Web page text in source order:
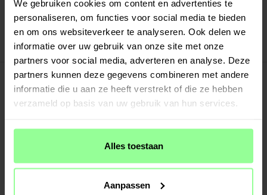
We gebruiken cookies om content en advertenties te
personaliseren, om functies voor social media te bieden
en om ons websiteverkeer te analyseren. Ook delen we
informatie over uw gebruik van onze site met onze
partners voor social media, adverteren en analyse. Deze
partners kunnen deze gegevens combineren met andere
informatie die u aan ze heeft verstrekt of die ze hebben
verzameld op basis van uw gebruik van hun services.
Alles toestaan
Aanpassen
Veilig betalen met Klarna of Paypal
30 dagen retourrecht
Art number:52258
PRODUCTBESCHRIJVING
Bandje en hoesje voor Apple Watch 44mm.
Geschikt voor:
- Apple Watch 44mm Series 6 A2292 / A2294 / A2376
Productsoort: Hoesje, Bandje
Lengte: Verstelbaar tussen ongeveer 205-265mm (inclusief de smartwatch)